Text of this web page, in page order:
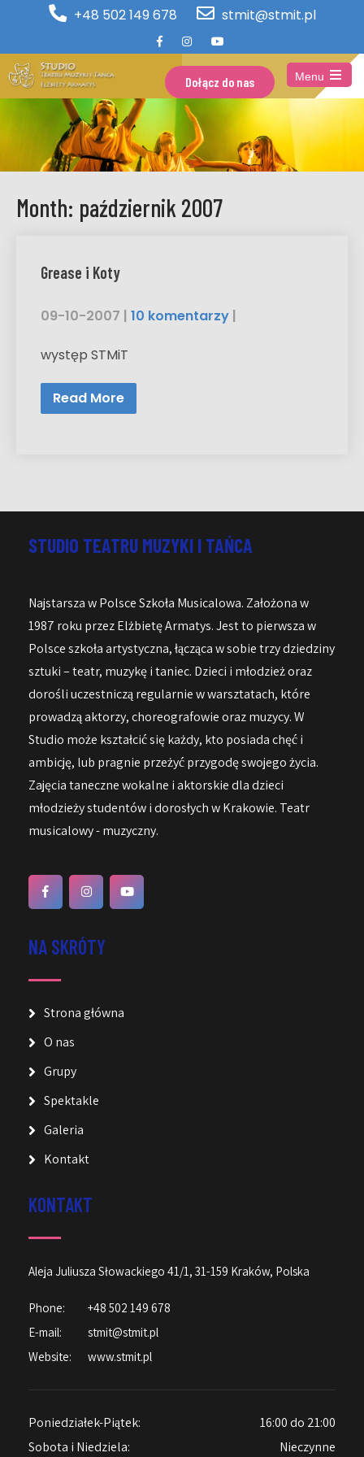
+48 502 149 678 stmit@stmit.pl
Dołącz do nas
Menu
Open
the
main
menu
Month: październik 2007
Grease i Koty
09-10-2007 | 10 komentarzy |
występ STMiT
Read More
STUDIO TEATRU MUZYKI I TAŃCA
Najstarsza w Polsce Szkoła Musicalowa. Założona w
1987 roku przez Elżbietę Armatys. Jest to pierwsza w
Polsce szkoła artystyczna, łącząca w sobie trzy dziedziny
sztuki – teatr, muzykę i taniec. Dzieci i młodzież oraz
dorośli uczestniczą regularnie w warsztatach, które
prowadzą aktorzy, choreografowie oraz muzycy. W
Studio może kształcić się każdy, kto posiada chęć i
ambicję, lub pragnie przeżyć przygodę swojego życia.
Zajęcia taneczne wokalne i aktorskie dla dzieci
młodzieży studentów i dorosłych w Krakowie. Teatr
musicalowy - muzyczny.
NA SKRÓTY
Strona główna
O nas
Grupy
Spektakle
Galeria
Kontakt
KONTAKT
Aleja Juliusza Słowackiego 41/1, 31-159 Kraków, Polska
Phone:
+48 502 149 678
E-mail:
stmit@stmit.pl
Website:
www.stmit.pl
Poniedziałek-Piątek:
16:00 do 21:00
Sobota i Niedziela:
Nieczynne